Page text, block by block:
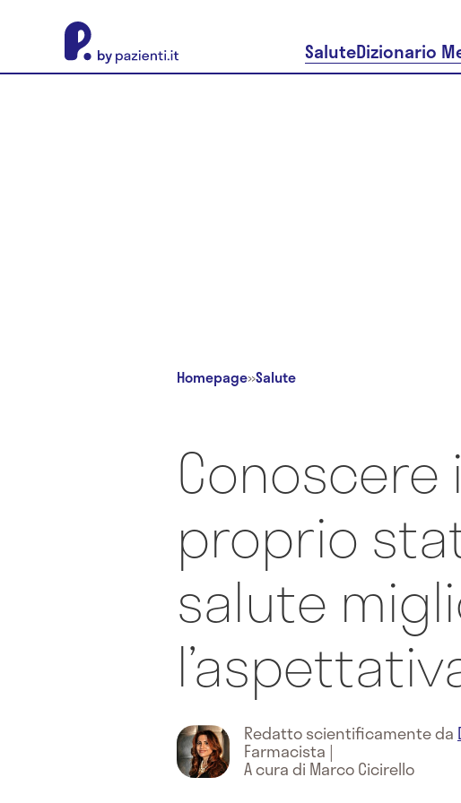
SaluteDizionario
Homepage»Salute
Conoscere
proprio
salute
Redatto scientificamente da
Farmacista |
A cura di Marco Cicirello